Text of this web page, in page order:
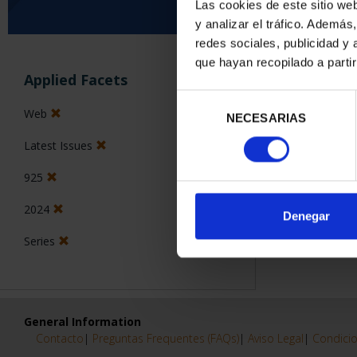
Las cookies de este sitio
y analizar el tráfico.
redes sociales, publicidad y
que hayan recopilado a
consentimiento
NECESARIAS
Denegar
Applied Facets
Web
Latest Issues
925
2024
Series
0 Products found
General Information
Contacto | Preguntas Frequentes (FAQs)| Aviso Legal |